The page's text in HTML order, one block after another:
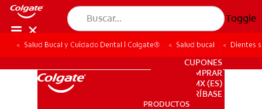
Toggle
PRODUCTOS
PARA PROFESIONALES
CUPONES
DONDE COMPRAR
MX (ES)
SUSCRÍBASE
PRODUCTOS
Salud Bucal y Cuidado Dental | Colgate® Salud bucal Dientes